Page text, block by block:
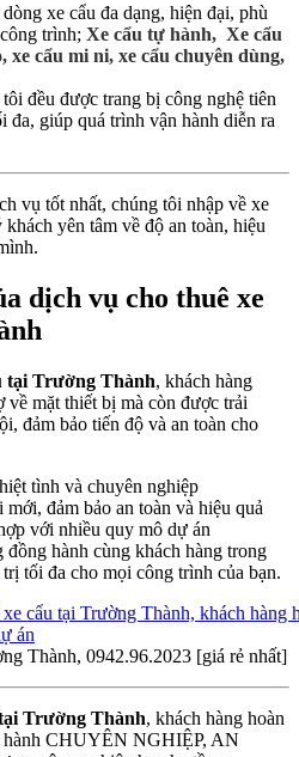
xe cẩu đa dạng, hiện đại, phù
trình; Xe cẩu tự hành, Xe cẩu
xe cẩu mi ni, xe cẩu chuyên dùng,
đều được trang bị công nghệ tiên
đa, giúp quá trình vận hành diễn ra
vụ tốt nhất, chúng tôi nhập về xe
yên tâm về độ an toàn, hiệu
dịch vụ cho thuê xe
tại Trường Thành, khách hàng
mặt thiết bị mà còn được trải
đảm bảo tiến độ và an toàn cho
tình và chuyên nghiệp
đảm bảo an toàn và hiệu quả
với nhiều quy mô dự án
đồng hành cùng khách hàng trong
tối đa cho mọi công trình của bạn.
Thành, 0942.96.2023 [giá rẻ nhất]
Trường Thành, khách hàng hoàn
hành CHUYÊN NGHIỆP, AN